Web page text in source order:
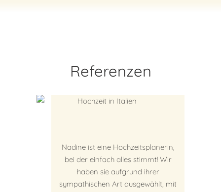
Referenzen
Nadine ist eine Hochzeitsplanerin,
bei der einfach alles stimmt! Wir
haben sie aufgrund ihrer
sympathischen Art ausgewählt, mit